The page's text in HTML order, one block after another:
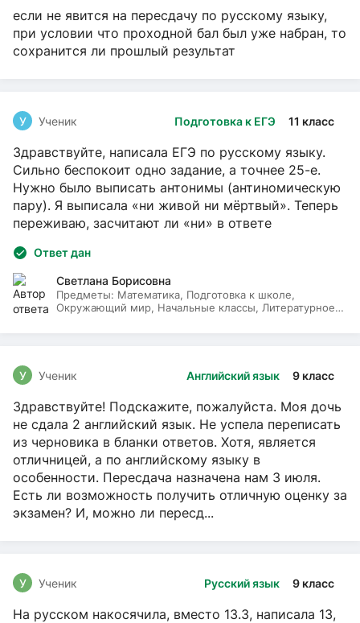
если не явится на пересдачу по русскому языку,
при условии что проходной бал был уже набран, то
сохранится ли прошлый результат
Подготовка к ЕГЭ 11 класс
У Ученик
Здравствуйте, написала ЕГЭ по русскому языку.
Сильно беспокоит одно задание, а точнее 25-е.
Нужно было выписать антонимы (антиномическую
пару). Я выписала «ни живой ни мёртвый». Теперь
переживаю, засчитают ли «ни» в ответе
Ответ дан
Светлана Борисовна
Предметы: Математика, Подготовка к школе,
Окружающий мир, Начальные классы, Литературное
Английский язык 9 класс
У Ученик
Здравствуйте! Подскажите, пожалуйста. Моя дочь
не сдала 2 английский язык. Не успела переписать
из черновика в бланки ответов. Хотя, является
отличницей, а по английскому языку в
особенности. Пересдача назначена нам 3 июля.
Есть ли возможность получить отличную оценку за
экзамен? И, можно ли пересд...
Русский язык 9 класс
У Ученик
На русском накосячила, вместо 13.3, написала 13,